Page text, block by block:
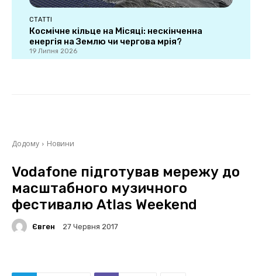
СТАТТІ
Космічне кільце на Місяці: нескінченна
енергія на Землю чи чергова мрія?
19 Липня 2026